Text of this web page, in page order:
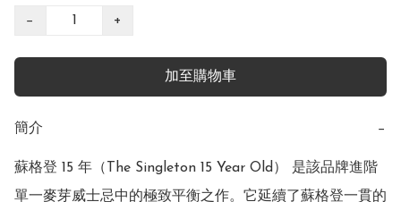
− +
加至購物車
簡介 −
蘇格登 15 年（The Singleton 15 Year Old） 是該品牌進階
單一麥芽威士忌中的極致平衡之作。它延續了蘇格登一貫的